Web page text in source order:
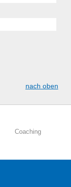
nach oben
Coaching